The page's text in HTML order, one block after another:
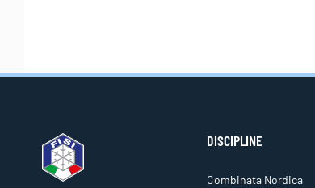
DISCIPLINE
Combinata Nordica